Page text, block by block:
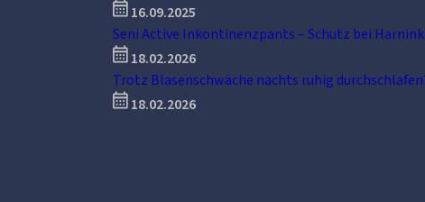
16.09.2025
Seni Active Inkontinenzpants – Schutz bei
18.02.2026
Trotz Blasenschwäche nachts ruhig
18.02.2026